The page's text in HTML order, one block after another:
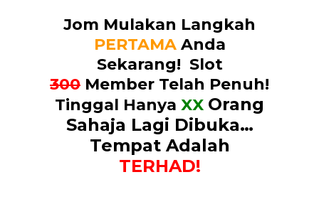
Jom Mulakan Langkah
PERTAMAAnda
Sekarang! Slot
300 Member Telah Penuh!
Tinggal Hanya XX Orang
Sahaja Lagi Dibuka…
Tempat Adalah
TERHAD!